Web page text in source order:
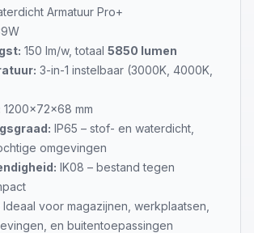
Armatuur Pro+
150 lm/w, totaal 5850 lumen
3-in-1 instelbaar (3000K, 4000K,
1200x72x68 mm
IP65 – stof- en waterdicht,
omgevingen
IK08 – bestand tegen
Ideaal voor magazijnen, werkplaatsen,
en buitentoepassingen